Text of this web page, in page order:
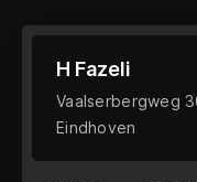
H Fazeli
Vaalserbergweg
Eindhoven